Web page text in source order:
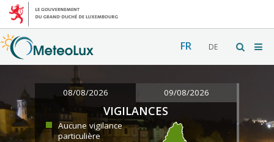
FR DE
08/08/2026 09/08/2026
VIGILANCES
Aucune vigilance
particulière